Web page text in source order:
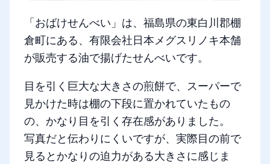
「おばけせんべい」は、福島県の東白川郡棚
倉町にある、有限会社日本メグスリノキ本舗
が販売する油で揚げたせんべいです。
目を引く巨大な大きさの煎餅で、スーパーで
見かけた時は棚の下段に置かれていたもの
の、かなり目を引く存在感がありました。
写真だと伝わりにくいですが、実際目の前で
見るとかなりの迫力がある大きさに感じま